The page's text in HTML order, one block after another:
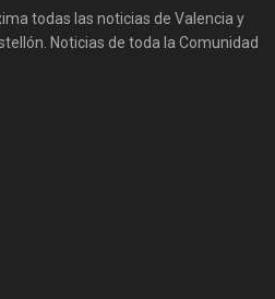
todas las noticias de Valencia y
Noticias de toda la Comunidad